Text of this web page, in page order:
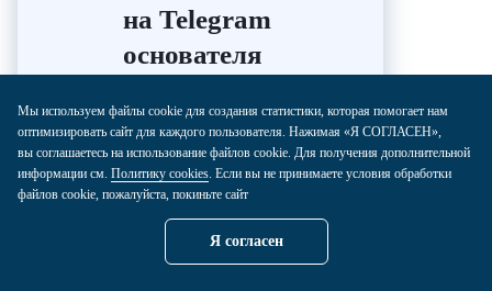
на Telegram
основателя
Мы используем файлы cookie для создания статистики, которая помогает нам
оптимизировать сайт для каждого пользователя. Нажимая «Я СОГЛАСЕН»,
вы соглашаетесь на использование файлов cookie. Для получения дополнительной
информации см. Политику cookies. Если вы не принимаете условия обработки
файлов cookie, пожалуйста, покиньте сайт
Я согласен